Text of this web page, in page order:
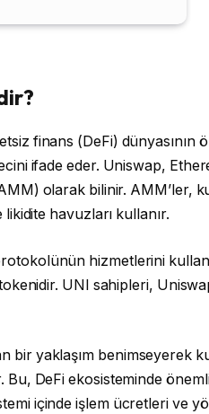
finans (DeFi) dünyasının
ifade eder. Uniswap,
olarak bilinir. AMM’ler,
havuzları kullanır.
hizmetlerini
UNI sahipleri,
yaklaşım benimseyerek
Bu, DeFi ekosisteminde
içinde işlem ücretleri ve